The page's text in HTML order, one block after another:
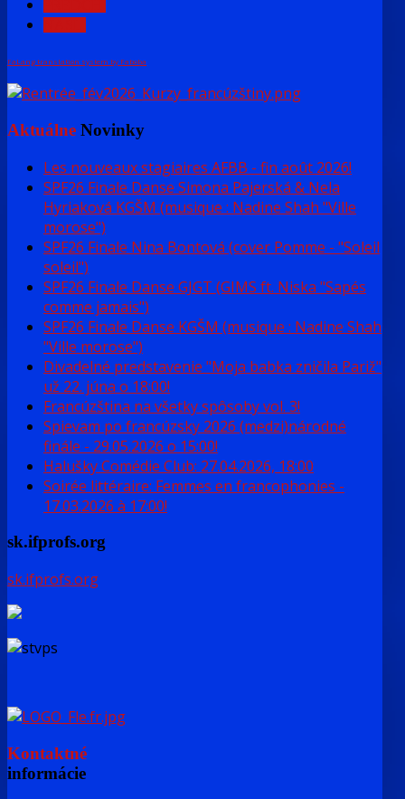
FaLang translation system by Faboba
Aktuálne Novinky
Les nouveaux stagiaires AFBB - fin août 2026!
SPF26 Finale Danse Simona Pajerská & Nela
Hyriaková KGŠM (musique : Nadine Shah "Ville
morose")
SPF26 Finale Nina Bontová (cover Pomme - "Soleil
soleil")
SPF26 Finale Danse GJGT (GIMS ft. Niska "Sapés
comme jamais")
SPF26 Finale Danse KGŠM (musique : Nadine Shah
"Ville morose")
Divadelné predstavenie "Moja babka zničila Pariž"
už 22. júna o 18:00!
Francúzština na všetky spôsoby vol. 3!
Spievam po francúzsky 2026 (medzi)národné
finále - 29.05.2026 o 15:00!
Halušky Comédie Club: 27.04.2026, 18:00
Soirée littéraire: Femmes en francophonies -
17.03.2026 à 17:00!
sk.ifprofs.org
sk.ifprofs.org
Kontaktné
informácie